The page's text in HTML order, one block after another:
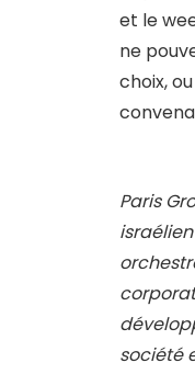
et le
ne
choix,
Paris
société